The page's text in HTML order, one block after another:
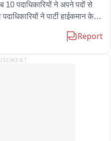
10 पदाधिकारियों ने अपने पदों से
ने पार्टी हाईकमान के
हैं। जानकारी के अनुसार, प्रदेश
जिला अध्यक्ष बनने के बाद गौरव
Report